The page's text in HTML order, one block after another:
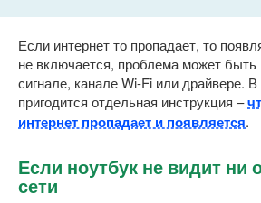
Если интернет то пропадает, то
не включается, проблема может
сигнале, канале Wi-Fi или драйвере.
пригодится отдельная инструкция –
интернет пропадает и появляется.
Если ноутбук не видит ни
сети